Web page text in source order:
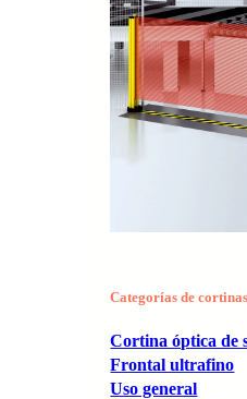
Categorías de
Cortina óptica de
Frontal ultrafino
Uso general